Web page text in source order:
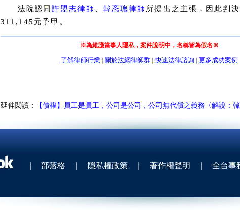
法院認同 許盟志律師 韓忞璁律師 所提出之主張，因此判
311,145元予甲。
※為維護當事人隱私，案件說明中，名稱皆為假名※
了解律師行業 | 關於法網律師群 |快速法律諮詢 | 更多成功案例
延伸閱讀： 【債權】員工是員工，公司是公司，公司無代償之義務〈解說：韓
| 部落格 | 隱私權政策 | 著作權聲明 | 全台事